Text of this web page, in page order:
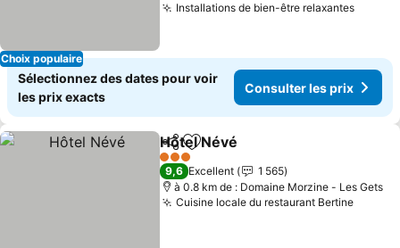
Choix populaire
Installations de bien-être relaxantes
Sélectionnez des dates pour voir
les prix exacts
Consulter les prix
PartagerAjouter à mes favoris
Hôtel Névé
3 Étoiles
9,6 Excellent
1 565
à 0.8 km de : Domaine Morzine - Les Gets
Cuisine locale du restaurant Bertine